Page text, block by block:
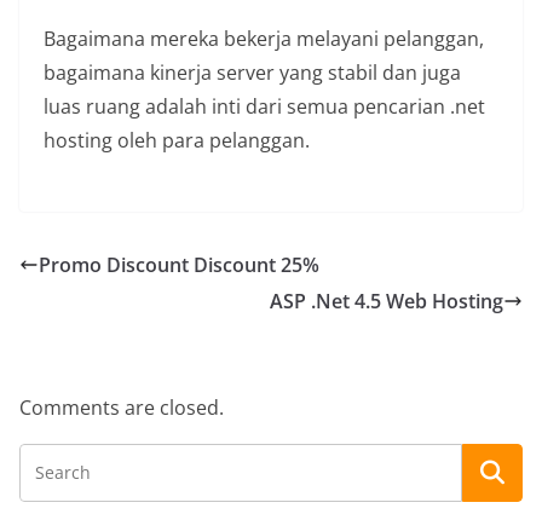
Bagaimana mereka bekerja melayani pelanggan,
bagaimana kinerja server yang stabil dan juga
luas ruang adalah inti dari semua pencarian .net
hosting oleh para pelanggan.
Promo Discount Discount 25%
ASP .Net 4.5 Web Hosting
Comments are closed.